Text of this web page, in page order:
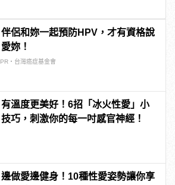
伴侶和妳一起預防HPV，才有資格說
愛妳！
PR・台灣癌症基金會
有溫度更美好！6招「冰火性愛」小
技巧，刺激你的每一吋感官神經！
邊做愛邊健身！10種性愛姿勢讓你享